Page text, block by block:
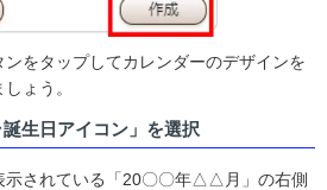
ンをタップしてカレンダーのデザインを
ょう。
生日アイコン」を選択
示されている「20〇〇年△△月」の右側